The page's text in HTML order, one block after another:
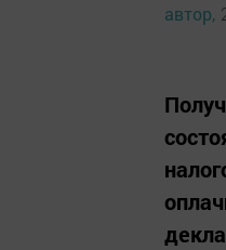
автор,